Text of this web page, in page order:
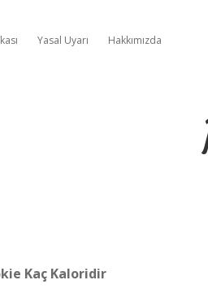
Yasal Uyarı Hakkımızda
Kaç Kaloridir